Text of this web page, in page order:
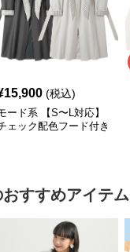
15,900 (税込)
ード系 【S〜L対応】
ェック配色フード付き
すすめアイテム